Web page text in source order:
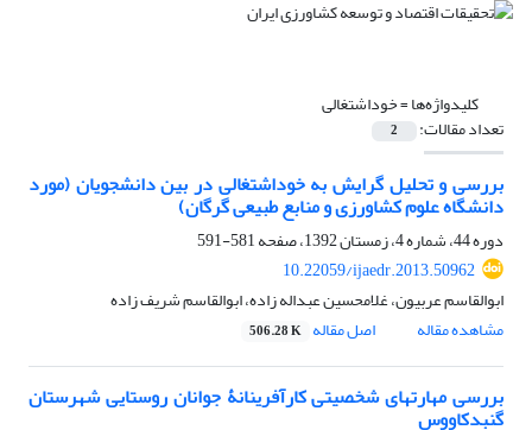
کلیدواژه‌ها =خوداشتغالی
تعداد مقالات: 2
بررسی و تحلیل گرایش به خوداشتغالی در بین دانشجویان (مورد
دانشگاه علوم کشاورزی و منابع طبیعی گرگان)
دوره 44، شماره 4، زمستان 1392، صفحه
581-591
10.22059/ijaedr.2013.50962
ابوالقاسم عربیون، غلامحسین عبداله زاده، ابوالقاسم شریف زاده
مشاهده مقاله
اصل مقاله 506.28 K
بررسی مهارتهای شخصیتی کارآفرینانۀ جوانان روستایی شهرستان
گنبدکاووس